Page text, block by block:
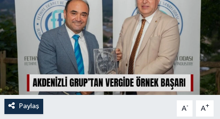
Paylaş A- A+